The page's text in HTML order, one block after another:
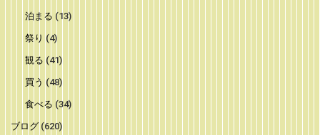
泊まる (13)
祭り (4)
観る (41)
買う (48)
食べる (34)
ブログ (620)